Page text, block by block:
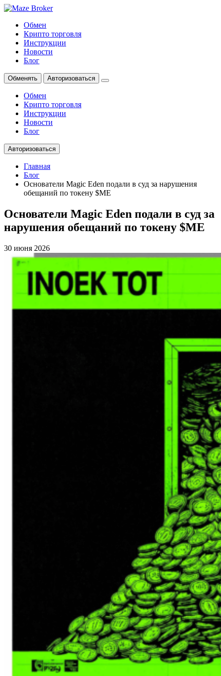
Обмен
Крипто торговля
Инструкции
Новости
Блог
Обменять Авторизоваться
Обмен
Крипто торговля
Инструкции
Новости
Блог
Авторизоваться
Главная
Блог
Основатели Magic Eden подали в суд за нарушения
обещаний по токену $ME
Основатели Magic Eden подали в суд за
нарушения обещаний по токену $ME
30 июня 2026